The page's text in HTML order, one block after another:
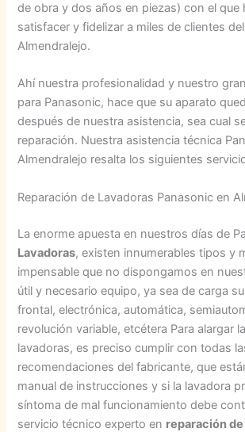
de obra y dos años en piezas) con el que
satisfacer y fidelizar a miles de clientes
Almendralejo.
Ahí nuestra profesionalidad y nuestro
para Panasonic, hace que su aparato
después de nuestra asistencia, sea cual
reparación. Nuestra asistencia técnica
Almendralejo resalta los siguientes
Reparación de Lavadoras Panasonic en
La enorme apuesta en nuestros días de
Lavadoras, existen innumerables tipos y
impensable que no dispongamos en
útil y necesario equipo, ya sea de carga
frontal, electrónica, automática,
revolución variable, etcétera Para alargar
lavadoras, es preciso cumplir con todas
recomendaciones del fabricante, que
manual de instrucciones y si la lavadora
síntoma de mal funcionamiento debe
servicio técnico experto en reparación